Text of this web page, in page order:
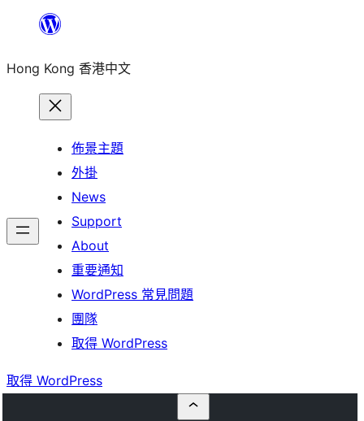
主
Hong Kong 香港中文
佈景主題
外掛
News
Support
About
重要通知
WordPress 常見問題
團隊
取得 WordPress
取得 WordPress